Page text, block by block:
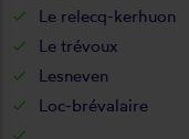
Le relecq-kerhuon
Le trévoux
Lesneven
Loc-brévalaire